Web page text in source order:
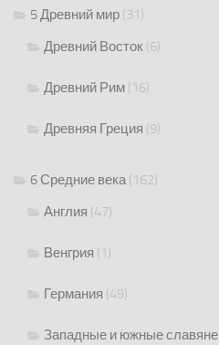
5 Древний мир (31)
Древний Восток (6)
Древний Рим (16)
Древняя Греция (9)
6 Средние века(162)
Англия (47)
Венгрия (1)
Германия (49)
Западные и южные славяне